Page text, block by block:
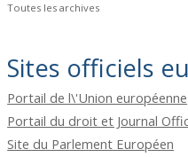
Toutes les archives
Sites officiels
Portail de l\'Union européenne
Portail du droit et Journal
Site du Parlement Européen